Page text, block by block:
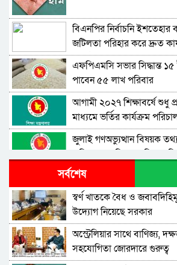
বিএনপির নির্বাচনি ইশতেহার
জটিলতা পরিহার করে দ্রুত
নির্দেশ জনপ্রশাসন উপদেষ্টার
এফপিএমসি সভার সিদ্ধান্ত
পাবেন ৫৫ লাখ পরিবার
আগামী ২০২৭ শিক্ষাবর্ষে শুধু
মাধ্যমে ভর্তির কার্যক্রম
জুলাই গণঅভ্যুত্থান বিষয়ক
অভিযোগের বিষয়ে মুক্তিযুদ্ধ
ঐক্যবদ্ধ জনগণ ও তরুণরাই
পরিবর্তন আনতে – সমাজকল্যাণ
‘৩৬ জুলাই’ স্মারক উপলক্ষ্যে
Z অফারে তরুণদের ব্যাপক
বিশেষ চাহিদা সম্পন্ন
সর্বশেষ
স্বর্ণ খাতকে বৈধ ও
উদ্যোগ নিয়েছে সরকার
অস্ট্রেলিয়ার সাথে বাণিজ্য,
সহযোগিতা জোরদারে গুরুত্ব